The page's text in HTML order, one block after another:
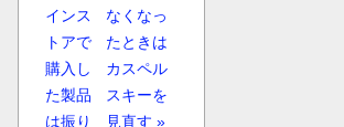
インス
トアで
購入し
た製品
は振り
なくなっ
たときは
カスペル
スキーを
見直す »